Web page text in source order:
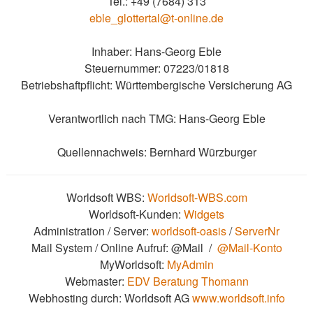
eble_glottertal@t-online.de
Inhaber: Hans-Georg Eble
Steuernummer: 07223/01818
Betriebshaftpflicht: Württembergische Versicherung AG
Verantwortlich nach TMG: Hans-Georg Eble
Quellennachweis: Bernhard Würzburger
Worldsoft WBS: Worldsoft-WBS.com
Worldsoft-Kunden: Widgets
Administration / Server: worldsoft-oasis/ServerNr
Mail System / Online Aufruf: @Mail / @Mail-Konto
MyWorldsoft: MyAdmin
Webmaster: EDV Beratung Thomann
Webhosting durch: Worldsoft AGwww.worldsoft.info